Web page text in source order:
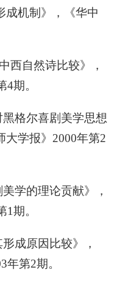
成机制》，《华中
西自然诗比较》，
4期。
格尔喜剧美学思想
大学报》2000年第2
学的理论贡献》，
1期。
成原因比较》，
年第2期。